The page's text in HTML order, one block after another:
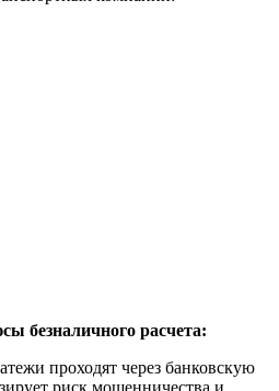
безналичного расчета:
проходят через банковскую
риск мошенничества и